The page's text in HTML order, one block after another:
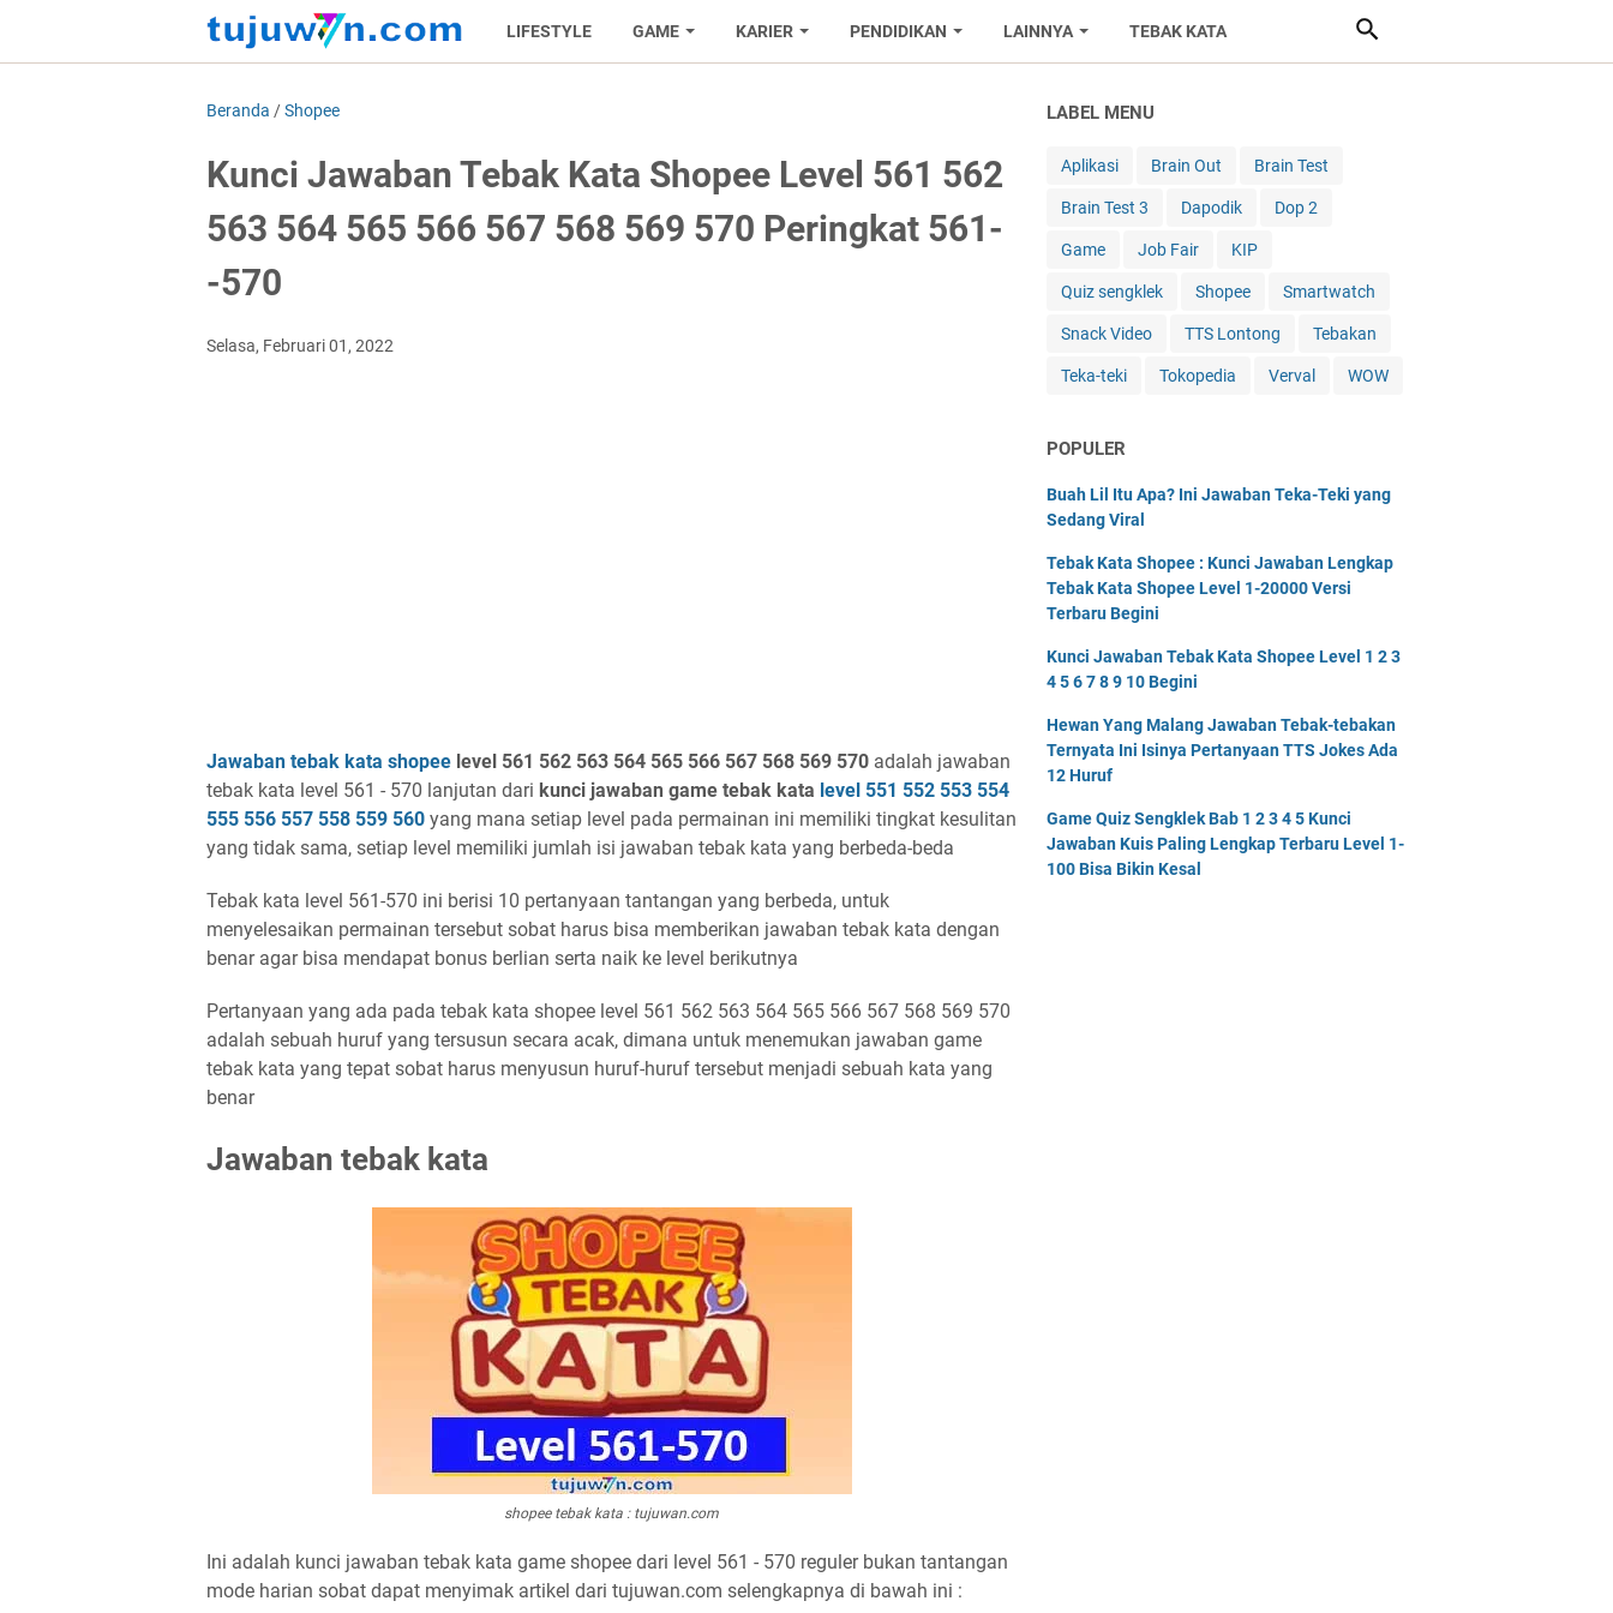
LIFESTYLE GAME KARIER PENDIDIKAN LAINNYA TEBAK KATA
Beranda /Shopee
Kunci Jawaban Tebak Kata Shopee Level 561 562
563 564 565 566 567 568 569 570 Peringkat 561-
-570
Selasa, Februari 01, 2022
Jawaban tebak kata shopee level 561 562 563 564 565 566 567 568 569 570 adalah jawaban
tebak kata level 561 - 570 lanjutan dari kunci jawaban game tebak kata level 551 552 553 554
555 556 557 558 559 560 yang mana setiap level pada permainan ini memiliki tingkat kesulitan
yang tidak sama, setiap level memiliki jumlah isi jawaban tebak kata yang berbeda-beda
Tebak kata level 561-570 ini berisi 10 pertanyaan tantangan yang berbeda, untuk
menyelesaikan permainan tersebut sobat harus bisa memberikan jawaban tebak kata dengan
benar agar bisa mendapat bonus berlian serta naik ke level berikutnya
Pertanyaan yang ada pada tebak kata shopee level 561 562 563 564 565 566 567 568 569 570
adalah sebuah huruf yang tersusun secara acak, dimana untuk menemukan jawaban game
tebak kata yang tepat sobat harus menyusun huruf-huruf tersebut menjadi sebuah kata yang
benar
Jawaban tebak kata
shopee tebak kata : tujuwan.com
Ini adalah kunci jawaban tebak kata game shopee dari level 561 - 570 reguler bukan tantangan
mode harian sobat dapat menyimak artikel dari tujuwan.com selengkapnya di bawah ini :
LABEL MENU
Aplikasi Brain Out Brain Test
Brain Test 3 Dapodik Dop 2
Game Job Fair KIP
Quiz sengklek Shopee Smartwatch
Snack Video TTS Lontong Tebakan
Teka-teki Tokopedia Verval WOW
POPULER
Buah Lil Itu Apa? Ini Jawaban Teka-Teki yang
Sedang Viral
Tebak Kata Shopee : Kunci Jawaban Lengkap
Tebak Kata Shopee Level 1-20000 Versi
Terbaru Begini
Kunci Jawaban Tebak Kata Shopee Level 1 2 3
4 5 6 7 8 9 10 Begini
Hewan Yang Malang Jawaban Tebak-tebakan
Ternyata Ini Isinya Pertanyaan TTS Jokes Ada
12 Huruf
Game Quiz Sengklek Bab 1 2 3 4 5 Kunci
Jawaban Kuis Paling Lengkap Terbaru Level 1-
100 Bisa Bikin Kesal